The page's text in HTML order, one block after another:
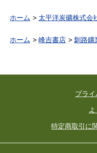
ホーム 太平洋炭礦株式会
ホーム 峰吉書店 釧路鑛
プラ
特定商取引に